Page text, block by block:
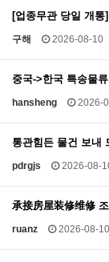
[업종무관 당일 개
구해 2026-08-10
중국->한국 특송물
hansheng 2026-
통관힘든 물건 보내
pdrgjs 2026-08-
承接房屋装修维修
ruanz 2026-08-10